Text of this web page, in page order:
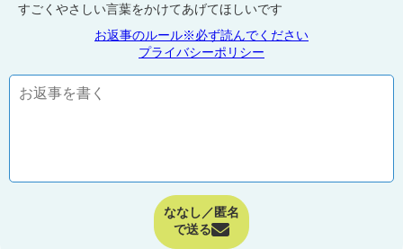
すごくやさしい言葉をかけてあげてほしいです
お返事のルール※必ず読んでください
プライバシーポリシー
ななし／匿名
で送る